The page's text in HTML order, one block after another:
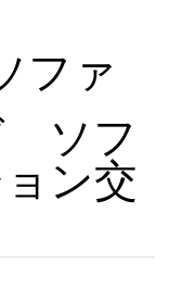
ファ
ソフ
ン交